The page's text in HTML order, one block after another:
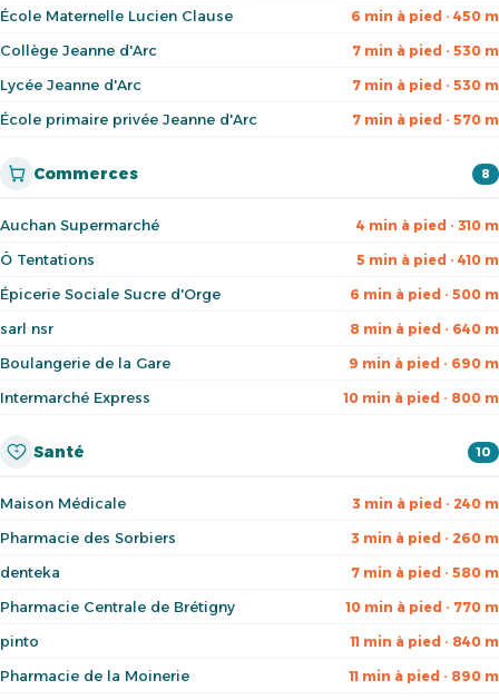
École Maternelle Lucien Clause 6 min à pied · 450 m
Collège Jeanne d'Arc 7 min à pied · 530 m
Lycée Jeanne d'Arc 7 min à pied · 530 m
École primaire privée Jeanne d'Arc 7 min à pied · 570 m
Commerces 8
Auchan Supermarché 4 min à pied · 310 m
Ô Tentations 5 min à pied · 410 m
Épicerie Sociale Sucre d'Orge 6 min à pied · 500 m
sarl nsr 8 min à pied · 640 m
Boulangerie de la Gare 9 min à pied · 690 m
Intermarché Express 10 min à pied · 800 m
Santé 10
Maison Médicale 3 min à pied · 240 m
Pharmacie des Sorbiers 3 min à pied · 260 m
denteka 7 min à pied · 580 m
Pharmacie Centrale de Brétigny 10 min à pied · 770 m
pinto 11 min à pied · 840 m
Pharmacie de la Moinerie 11 min à pied · 890 m